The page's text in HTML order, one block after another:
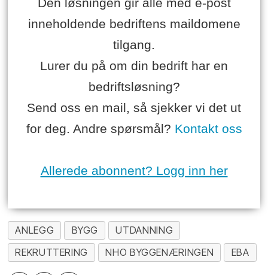
inneholdende bedriftens maildomene
tilgang.
Lurer du på om din bedrift har en
bedriftsløsning?
Send oss en mail, så sjekker vi det ut
for deg. Andre spørsmål? Kontakt oss
Allerede abonnent? Logg inn her
ANLEGG BYGG
UTDANNING
REKRUTTERING
NHO BYGGENÆRINGEN EBA